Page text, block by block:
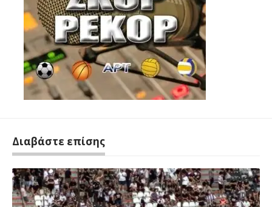
Διαβάστε επίσης